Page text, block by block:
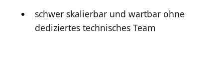
schwer skalierbar und wartbar ohne
dediziertes technisches Team